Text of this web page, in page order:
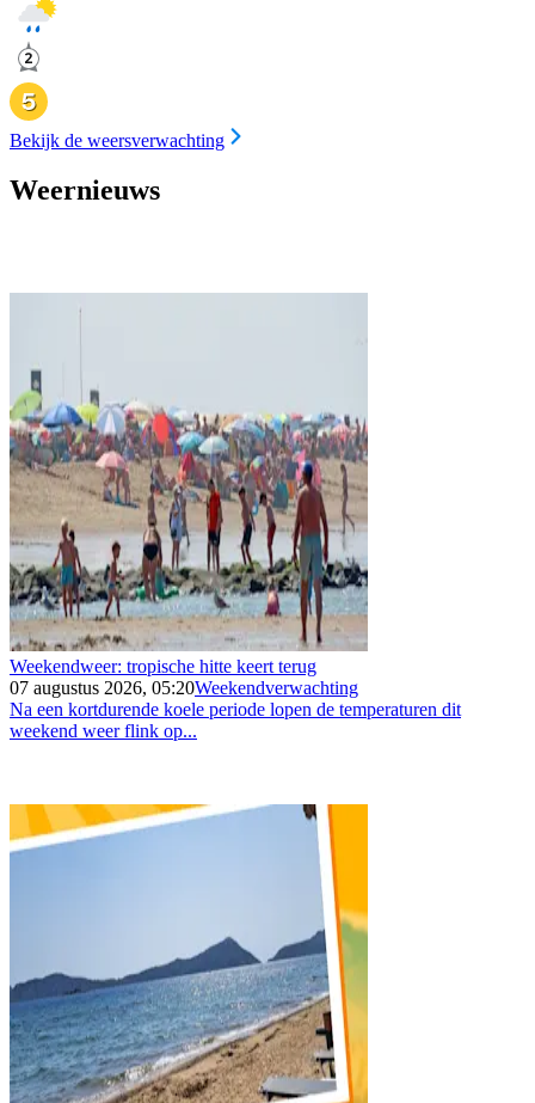
Bekijk de weersverwachting
Weernieuws
Weekendweer: tropische hitte keert terug
07 augustus 2026, 05:20Weekendverwachting
Na een kortdurende koele periode lopen de temperaturen dit
weekend weer flink op...